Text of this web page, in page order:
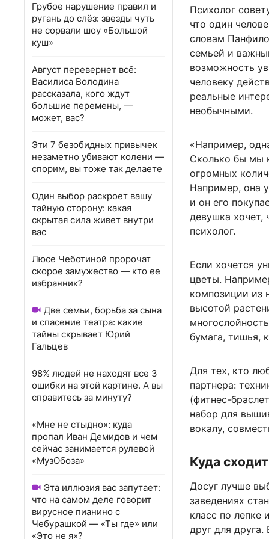
Грубое нарушение правил и
ругань до слёз: звезды чуть
не сорвали шоу «Большой
куш»
Август перевернет всё:
Василиса Володина
рассказала, кого ждут
большие перемены, —
может, вас?
Эти 7 безобидных привычек
незаметно убивают колени —
спорим, вы тоже так делаете
Один выбор раскроет вашу
тайную сторону: какая
скрытая сила живет внутри
вас
Люсе Чеботиной пророчат
скорое замужество — кто ее
избранник?
Две семьи, борьба за сына
и спасение театра: какие
тайны скрывает Юрий
Гальцев
98% людей не находят все 3
ошибки на этой картине. А вы
справитесь за минуту?
«Мне не стыдно»: куда
пропал Иван Демидов и чем
сейчас занимается рулевой
«МузОбоза»
Эта иллюзия вас запутает:
что на самом деле говорит
вирусное пианино с
Чебурашкой — «Ты где» или
«Это не я»?
Психолог
что один
словам
семьей и
возможность
человеку
реальные
необычными.
«Например,
Сколько бы мы
огромных
Например, она
и он его
девушка
психолог.
Если хочется
цветы.
композиции из
высотой
бумага, тишья,
Для тех, кто
партнера:
(фитнес-
набор для
вокалу,
Куда
Досуг лучше
заведениях
класс по лепке
друг для